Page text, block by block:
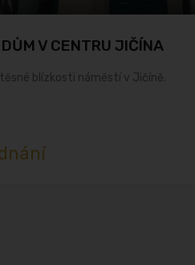
V CENTRU JIČÍNA
blízkosti náměstí v Jičíně.